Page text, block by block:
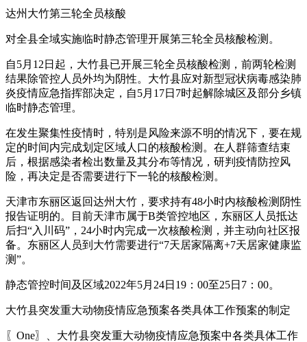
达州大竹第三轮全员核酸
对全县全域实施临时静态管理开展第三轮全员核酸检测。
自5月12日起，大竹县已开展三轮全员核酸检测，前两轮检测
结果除管控人员外均为阴性。大竹县应对新型冠状病毒感染肺
炎疫情应急指挥部决定，自5月17日7时起解除城区及部分乡镇
临时静态管理。
在发生聚集性疫情时，特别是风险来源不明的情况下，要在规
定的时间内完成划定区域人口的核酸检测。在人群筛查结束
后，根据感染者检出数量及其分布等情况，研判疫情防控风
险，再决定是否需要进行下一轮的核酸检测。
天津市东丽区返回达州大竹，要求持有48小时内核酸检测阴性
报告证明的。目前天津市属于B类管控地区，东丽区人员抵达
后扫“入川码”，24小时内完成一次核酸检测，并主动向社区报
备。东丽区人员到大竹需要进行“7天居家隔离+7天居家健康监
测”。
静态管控时间及区域2022年5月24日19：00至25日7：00。
大竹县突发重大动物疫情应急预案各类具体工作预案的制定
〖One〗、大竹县突发重大动物疫情应急预案中各类具体工作